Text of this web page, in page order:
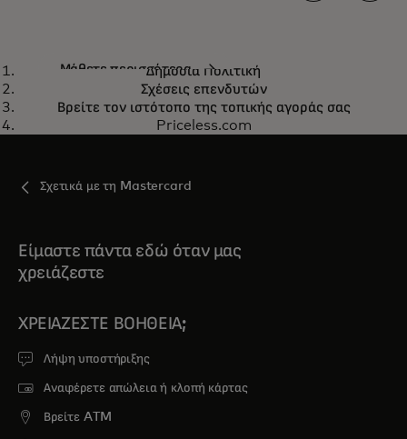
Δημόσια Πολιτική
Μάθετε περισσότεραΔημόσια Πολιτική
Σχέσεις επενδυτών
Βρείτε τον ιστότοπο της τοπικής αγοράς σας
Priceless.com
Σχετικά με τη Mastercard
Είμαστε πάντα εδώ όταν μας
χρειάζεστε
ΧΡΕΙΆΖΕΣΤΕ ΒΟΉΘΕΙΑ;
Λήψη υποστήριξης
Αναφέρετε απώλεια ή κλοπή κάρτας
Βρείτε ATM